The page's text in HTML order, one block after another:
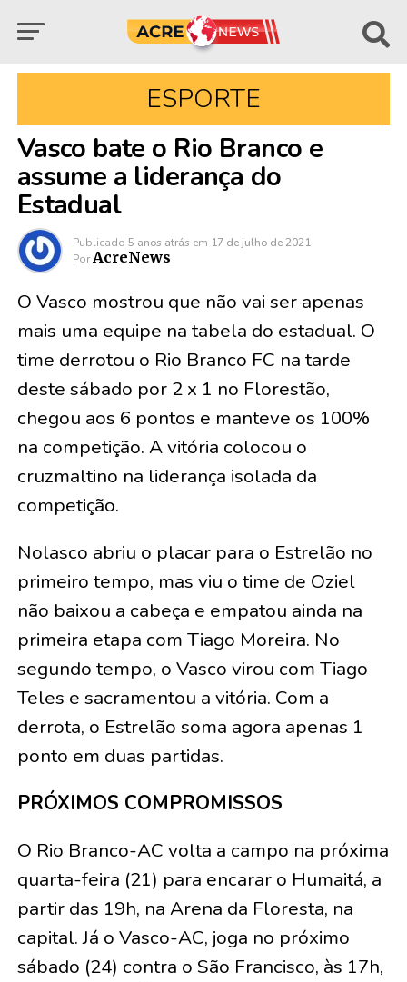
ESPORTE
Vasco bate o Rio Branco e
assume a liderança do
Estadual
Publicado 5 anos atrás em 17 de julho de 2021
Por AcreNews
O Vasco mostrou que não vai ser apenas
mais uma equipe na tabela do estadual. O
time derrotou o Rio Branco FC na tarde
deste sábado por 2 x 1 no Florestão,
chegou aos 6 pontos e manteve os 100%
na competição. A vitória colocou o
cruzmaltino na liderança isolada da
competição.
Nolasco abriu o placar para o Estrelão no
primeiro tempo, mas viu o time de Oziel
não baixou a cabeça e empatou ainda na
primeira etapa com Tiago Moreira. No
segundo tempo, o Vasco virou com Tiago
Teles e sacramentou a vitória. Com a
derrota, o Estrelão soma agora apenas 1
ponto em duas partidas.
PRÓXIMOS COMPROMISSOS
O Rio Branco-AC volta a campo na próxima
quarta-feira (21) para encarar o Humaitá, a
partir das 19h, na Arena da Floresta, na
capital. Já o Vasco-AC, joga no próximo
sábado (24) contra o São Francisco, às 17h,